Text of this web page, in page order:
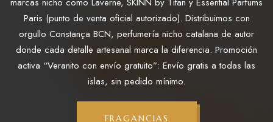
Paris (punto de venta oficial autorizado). Distribuimos con
orgullo Constança BCN, perfumería nicho catalana de autor
donde cada detalle artesanal marca la diferencia. Promoción
activa “Veranito con envío gratuito”: Envío gratis a todas las
islas, sin pedido mínimo.
FRAGANCIAS